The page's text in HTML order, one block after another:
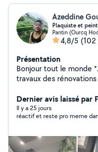
Azeddine
Plaquiste et
Pantin (Ourcq
4,8/5 (102
Présentation
Bonjour tout le monde *Je suis professionnel des
travaux des rénovations
parquet lino papier
*Isolation extérieure *tous travaux de maçonnerie
(dalle,parpaing,....) *Travail propre et professionnel
vous bon journée
Dernier avis laissé par
Il y a 25 jours
réactif et reste pro meme